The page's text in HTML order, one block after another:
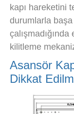
kapı hareketini
durumlarla başa
kilitleme
Asansör
Dikkat